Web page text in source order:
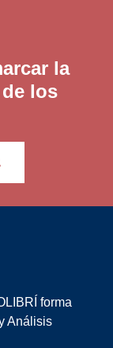
la
los
forma
Análisis